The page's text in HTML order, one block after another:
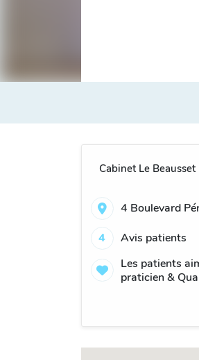
Cabinet Le Beausset
4 Boulevard
4
Avis patients
Les patients
praticien &